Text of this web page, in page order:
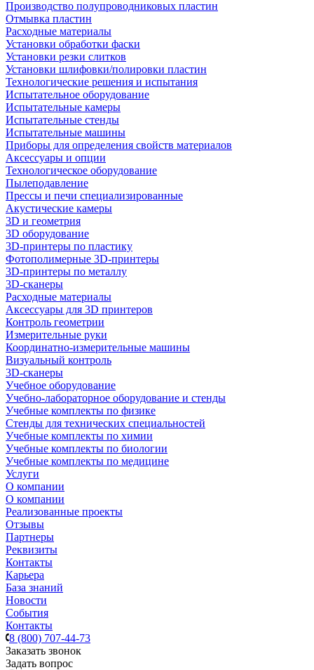
Производство полупроводниковых пластин
Отмывка пластин
Расходные материалы
Установки обработки фаски
Установки резки слитков
Установки шлифовки/полировки пластин
Технологические решения и испытания
Испытательное оборудование
Испытательные камеры
Испытательные стенды
Испытательные машины
Приборы для определения свойств материалов
Аксессуары и опции
Технологическое оборудование
Пылеподавление
Прессы и печи специализированные
Акустические камеры
3D и геометрия
3D оборудование
3D-принтеры по пластику
Фотополимерные 3D-принтеры
3D-принтеры по металлу
3D-сканеры
Расходные материалы
Аксессуары для 3D принтеров
Контроль геометрии
Измерительные руки
Координатно-измерительные машины
Визуальный контроль
3D-сканеры
Учебное оборудование
Учебно-лабораторное оборудование и стенды
Учебные комплекты по физике
Стенды для технических специальностей
Учебные комплекты по химии
Учебные комплекты по биологии
Учебные комплекты по медицине
Услуги
О компании
О компании
Реализованные проекты
Отзывы
Партнеры
Реквизиты
Контакты
Карьера
База знаний
Новости
События
Контакты
8 (800) 707-44-73
Заказать звонок
Задать вопрос